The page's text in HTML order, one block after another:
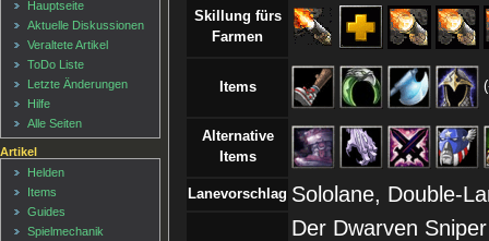
Skillung fürs
Farmen
Items
Alternative
Items
Lanevorschlag Sololane, Double-
Der Dwarven
Hauptseite
Aktuelle Diskussionen
Veraltete Artikel
ToDo Liste
Letzte Änderungen
Hilfe
Alle Seiten
Artikel
Helden
Items
Guides
Spielmechanik